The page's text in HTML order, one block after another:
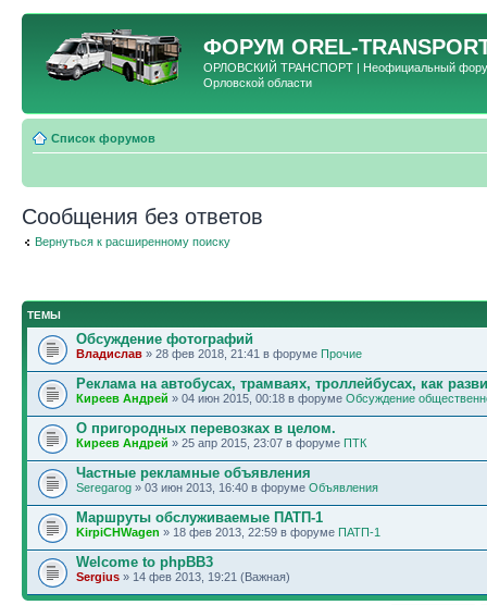
ФОРУМ OREL-
ОРЛОВСКИЙ ТРАНСПОРТ | Неофициальный форум
Орловской области
Список форумов
Сообщения без ответов
Вернуться к расширенному поиску
ТЕМЫ
Обсуждение фотографий
Владислав » 28 фев 2018, 21:41 в форуме Прочие
Реклама на автобусах, трамваях, троллейбусах, как
Киреев Андрей » 04 июн 2015, 00:18 в форуме Обсуждение
О пригородных перевозках в целом.
Киреев Андрей » 25 апр 2015, 23:07 в форуме ПТК
Частные рекламные объявления
Seregarog » 03 июн 2013, 16:40 в форуме Объявления
Маршруты обслуживаемые ПАТП-1
KirpiCHWagen » 18 фев 2013, 22:59 в форуме ПАТП-1
Welcome to phpBB3
Sergius » 14 фев 2013, 19:21 (Важная)